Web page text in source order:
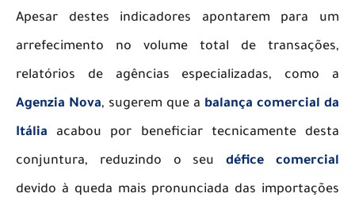
​Apesar destes indicadores apontarem para um
arrefecimento no volume total de transações,
relatórios de agências especializadas, como a
Agenzia Nova, sugerem que a balança comercial da
Itália acabou por beneficiar tecnicamente desta
conjuntura, reduzindo o seudéfice comercial
devido à queda mais pronunciada das importações